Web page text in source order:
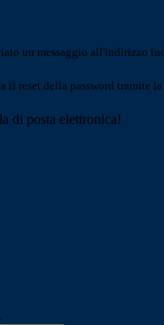
un messaggio all'indirizzo
il reset della password tramite la
di posta elettronica!